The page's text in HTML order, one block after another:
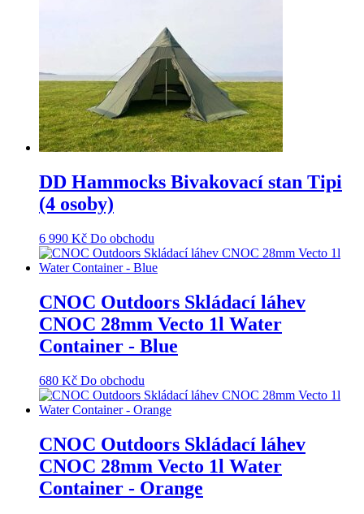
DD Hammocks Bivakovací stan Tipi
(4 osoby)
6 990 Kč Do obchodu
CNOC Outdoors Skládací láhev
CNOC 28mm Vecto 1l Water
Container - Blue
680 Kč Do obchodu
CNOC Outdoors Skládací láhev
CNOC 28mm Vecto 1l Water
Container - Orange